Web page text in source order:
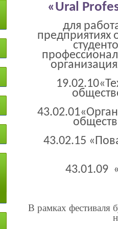
«Ural
для
предприятиях
43.02.15
43.01.09
В рамках фестиваля